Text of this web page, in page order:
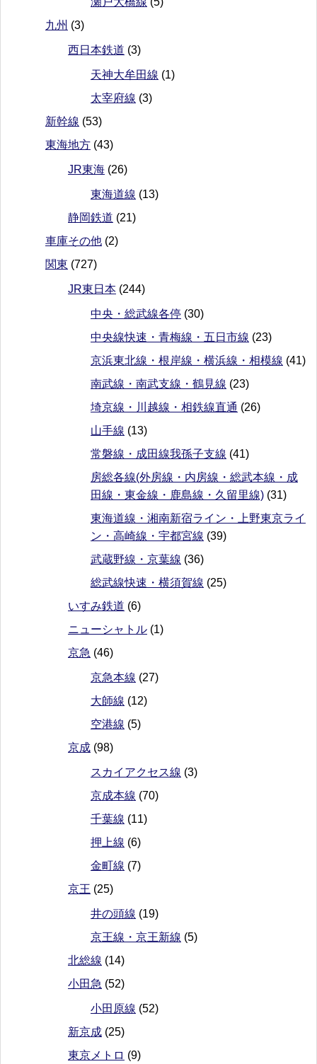
九州 (3)
西日本鉄道 (3)
天神大牟田線 (1)
太宰府線 (3)
新幹線 (53)
東海地方 (43)
JR東海 (26)
東海道線 (13)
静岡鉄道 (21)
車庫その他 (2)
関東 (727)
JR東日本 (244)
中央・総武線各停 (30)
中央線快速・青梅線・五日市線 (23)
京浜東北線・根岸線・横浜線・相模線 (41)
南武線・南武支線・鶴見線 (23)
埼京線・川越線・相鉄線直通 (26)
山手線 (13)
常磐線・成田線我孫子支線 (41)
房総各線(外房線・内房線・総武本線・成
田線・東金線・鹿島線・久留里線) (31)
東海道線・湘南新宿ライン・上野東京ライ
ン・高崎線・宇都宮線 (39)
武蔵野線・京葉線 (36)
総武線快速・横須賀線 (25)
いすみ鉄道 (6)
ニューシャトル (1)
京急 (46)
京急本線 (27)
大師線 (12)
空港線 (5)
京成 (98)
スカイアクセス線 (3)
京成本線 (70)
千葉線 (11)
押上線 (6)
金町線 (7)
京王 (25)
井の頭線 (19)
京王線・京王新線 (5)
北総線 (14)
小田急 (52)
小田原線 (52)
新京成 (25)
東京メトロ (9)